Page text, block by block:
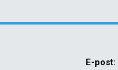
E-post: